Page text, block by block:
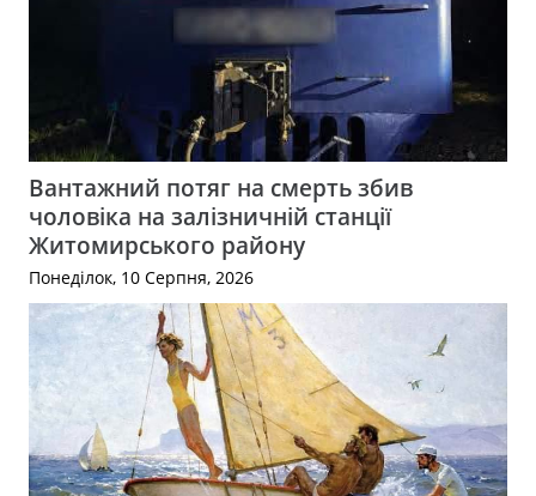
Вантажний потяг на смерть збив
чоловіка на залізничній станції
Житомирського району
Понеділок, 10 Серпня, 2026